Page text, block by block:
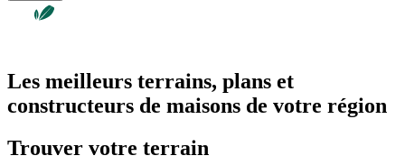
Les meilleurs terrains, plans et
constructeurs de maisons de votre région
Trouver votre terrain